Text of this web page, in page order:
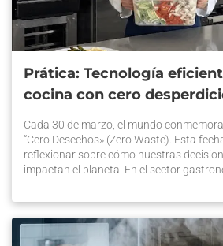
Prática: Tecnología
cocina con cero
Cada 30 de marzo, el mundo
“Cero Desechos» (Zero Waste). Esta
reflexionar sobre cómo nuestras
impactan el planeta. En el sector
eso, en Prática impulsamos una
cocina con cero desperdicios se publicó